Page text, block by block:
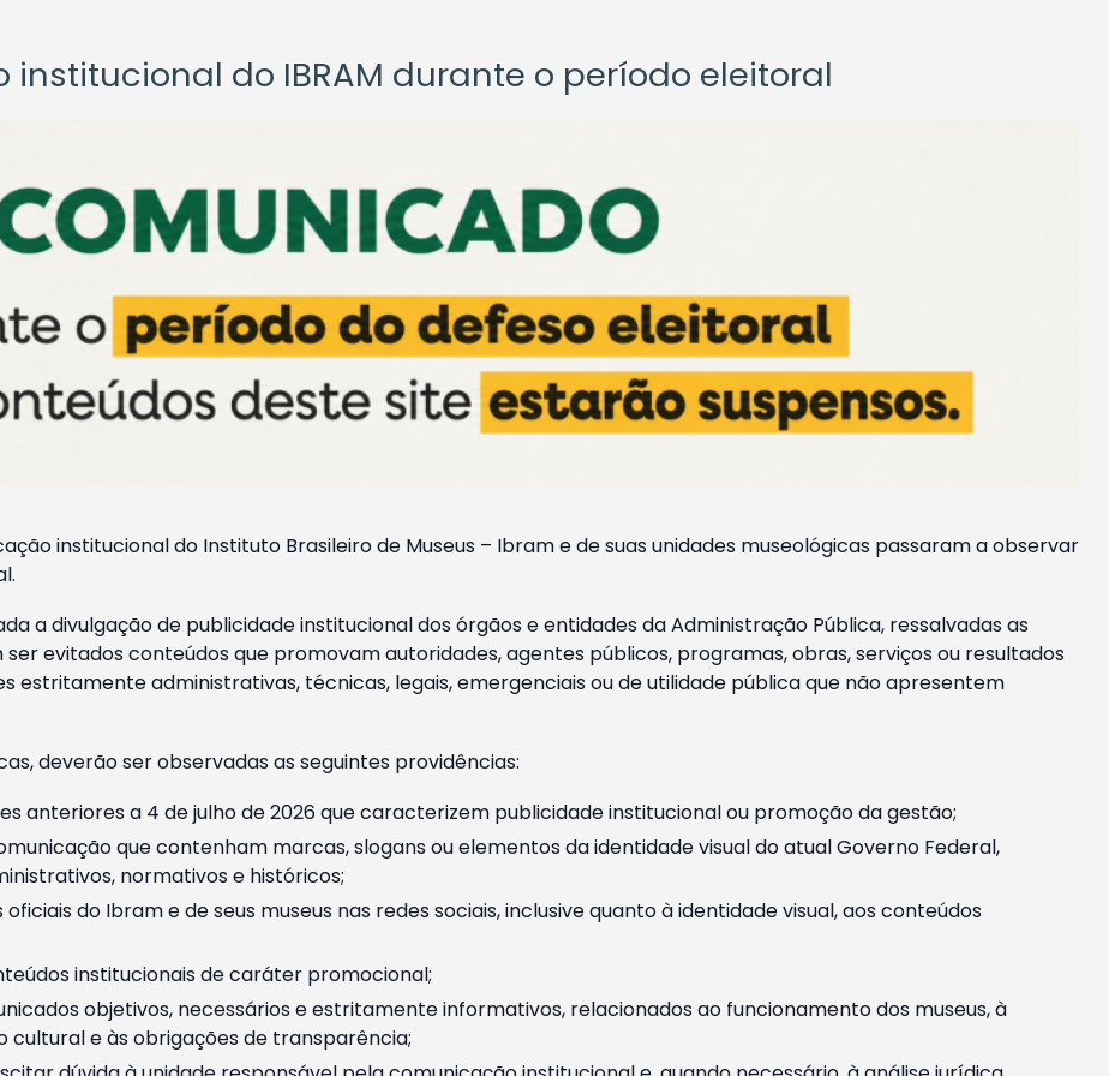
do IBRAM durante o período eleitoral
institucional do Instituto Brasileiro de Museus – Ibram e de suas unidades museológicas passaram a observar
a divulgação de publicidade institucional dos órgãos e entidades da Administração Pública, ressalvadas as
evitados conteúdos que promovam autoridades, agentes públicos, programas, obras, serviços ou resultados
estritamente administrativas, técnicas, legais, emergenciais ou de utilidade pública que não apresentem
deverão ser observadas as seguintes providências:
anteriores a 4 de julho de 2026 que caracterizem publicidade institucional ou promoção da gestão;
que contenham marcas, slogans ou elementos da identidade visual do atual Governo Federal,
normativos e históricos;
do Ibram e de seus museus nas redes sociais, inclusive quanto à identidade visual, aos conteúdos
institucionais de caráter promocional;
objetivos, necessários e estritamente informativos, relacionados ao funcionamento dos museus, à
e às obrigações de transparência;